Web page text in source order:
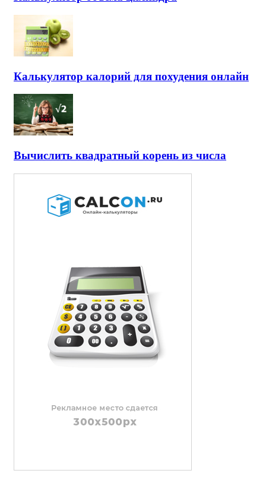
Калькулятор калорий для похудения онлайн
Вычислить квадратный корень из числа